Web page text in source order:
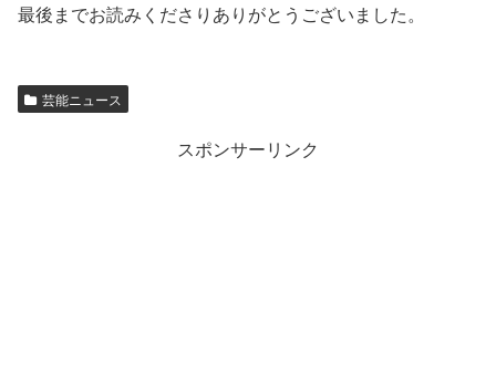
最後までお読みくださりありがとうございました。
芸能ニュース
スポンサーリンク